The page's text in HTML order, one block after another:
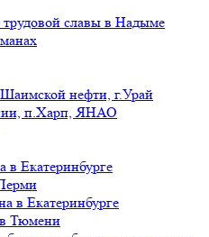
славы в Надыме
нефти, г.Урай
п.Харп, ЯНАО
Екатеринбурге
в Екатеринбурге
Тюмени